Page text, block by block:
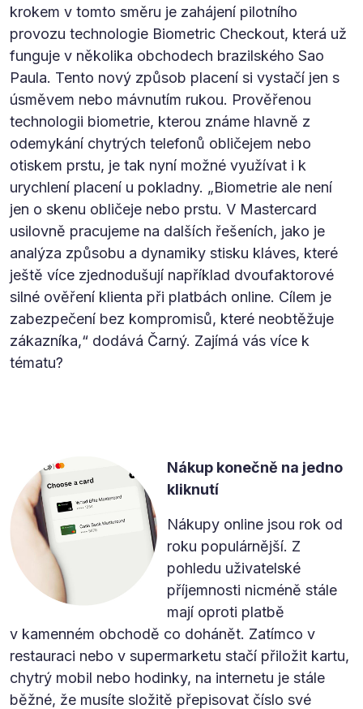
krokem v tomto směru je zahájení pilotního
provozu technologie Biometric Checkout, která už
funguje v několika obchodech brazilského Sao
Paula. Tento nový způsob placení si vystačí jen s
úsměvem nebo mávnutím rukou. Prověřenou
technologii biometrie, kterou známe hlavně z
odemykání chytrých telefonů obličejem nebo
otiskem prstu, je tak nyní možné využívat i k
urychlení placení u pokladny. „Biometrie ale není
jen o skenu obličeje nebo prstu. V Mastercard
usilovně pracujeme na dalších řešeních, jako je
analýza způsobu a dynamiky stisku kláves, které
ještě více zjednodušují například dvoufaktorové
silné ověření klienta při platbách online. Cílem je
zabezpečení bez kompromisů, které neobtěžuje
zákazníka,“ dodává Čarný. Zajímá vás více k
tématu?
Nákup konečně na jedno
kliknutí
Nákupy online jsou rok od
roku populárnější. Z
pohledu uživatelské
příjemnosti nicméně stále
mají oproti platbě
v kamenném obchodě co dohánět. Zatímco v
restauraci nebo v supermarketu stačí přiložit kartu,
chytrý mobil nebo hodinky, na internetu je stále
běžné, že musíte složitě přepisovat číslo své